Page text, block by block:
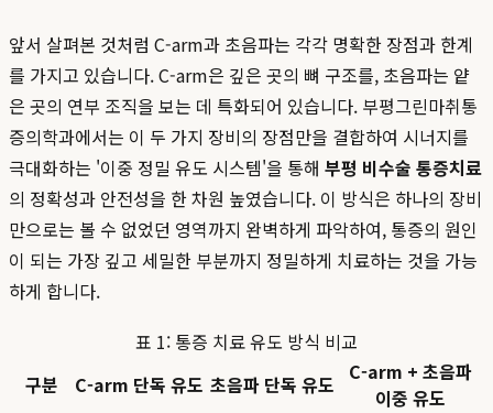
앞서 살펴본 것처럼 C-arm과 초음파는 각각 명확한 장점과 한계
를 가지고 있습니다. C-arm은 깊은 곳의 뼈 구조를, 초음파는 얕
은 곳의 연부 조직을 보는 데 특화되어 있습니다. 부평그린마취통
증의학과에서는 이 두 가지 장비의 장점만을 결합하여 시너지를
극대화하는 '이중 정밀 유도 시스템'을 통해 부평 비수술 통증치료
의 정확성과 안전성을 한 차원 높였습니다. 이 방식은 하나의 장비
만으로는 볼 수 없었던 영역까지 완벽하게 파악하여, 통증의 원인
이 되는 가장 깊고 세밀한 부분까지 정밀하게 치료하는 것을 가능
하게 합니다.
표 1: 통증 치료 유도 방식 비교
구분
C-arm 단독 유도 초음파 단독 유도
C-arm + 초음파
이중 유도